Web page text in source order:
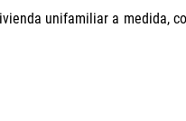
unifamiliar a medida,